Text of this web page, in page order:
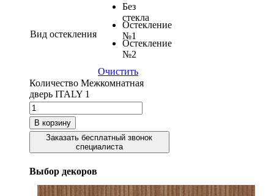
Вид остекления
Без
стекла
Остекление
№1
Остекление
№2
Очистить
Количество Межкомнатная
дверь ITALY 1
В корзину
Заказать бесплатный звонок
специалиста
Выбор декоров